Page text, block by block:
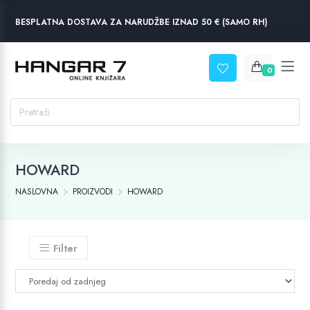
BESPLATNA DOSTAVA ZA NARUDŽBE IZNAD 50 € (SAMO RH)
0
HOWARD
NASLOVNA PROIZVODI HOWARD
Filter